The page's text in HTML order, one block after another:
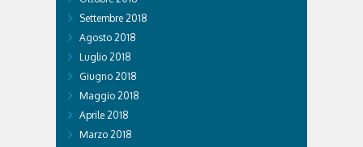
Settembre 2018
Agosto 2018
Luglio 2018
Giugno 2018
Maggio 2018
Aprile 2018
Marzo 2018